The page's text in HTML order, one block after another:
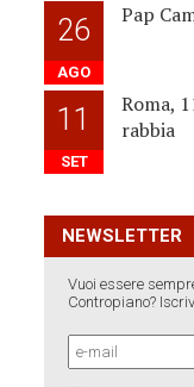
26
AGO
Pap
11
SET
Roma,
rabbia
NEWSLETTER
Vuoi essere
Contropiano?